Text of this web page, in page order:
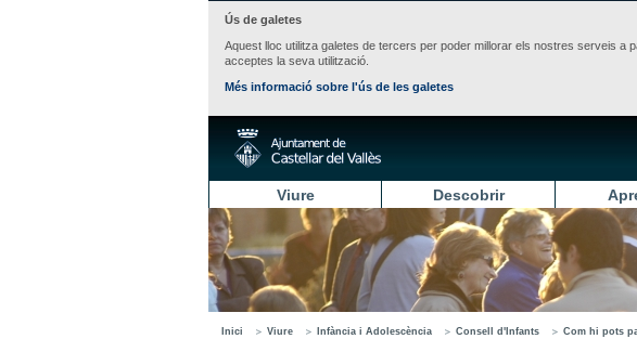
Ús de galetes
Aquest lloc utilitza galetes de tercers per poder millorar els nostres serveis a
acceptes la seva utilització.
Més informació sobre l'ús de les galetes
Viure Descobrir
Inici Viure Infància i Adolescència Consell d'Infants Com hi pots